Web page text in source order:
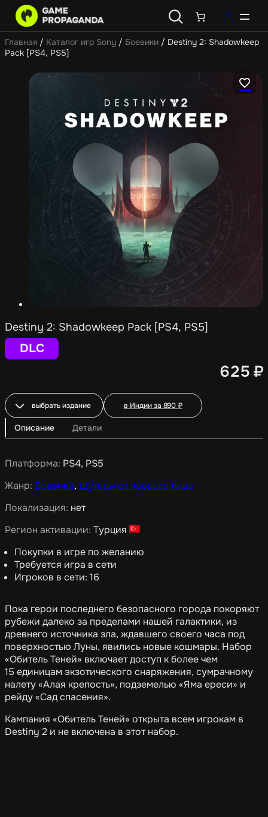
Главная / Каталог игр Sony / Боевики / Destiny 2: Shadowkeep
Pack [PS4, PS5]
Destiny 2: Shadowkeep Pack [PS4, PS5]
DLC
625 ₽
выбрать издание в Индии за 890₽
Описание Детали
Платформа: PS4, PS5
Жанр: Боевики, Шутеры от первого лица
Локализация: нет
Регион активации: Турция
Покупки в игре по желанию
Требуется игра в сети
Игроков в сети: 16
Пока герои последнего безопасного города покоряют
рубежи далеко за пределами нашей галактики, из
древнего источника зла, ждавшего своего часа под
поверхностью Луны, явились новые кошмары. Набор
«Обитель Теней» включает доступ к более чем
15 единицам экзотического снаряжения, сумрачному
налету «Алая крепость», подземелью «Яма ереси» и
рейду «Сад спасения».
Кампания «Обитель Теней» открыта всем игрокам в
Destiny 2 и не включена в этот набор.